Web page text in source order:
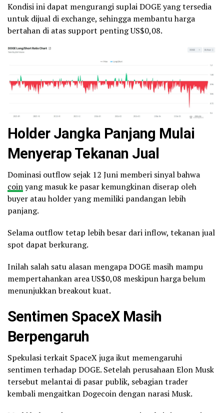
Kondisi ini dapat mengurangi suplai DOGE yang tersedia
untuk dijual di exchange, sehingga membantu harga
bertahan di atas support penting US$0,08.
Holder Jangka Panjang Mulai
Menyerap Tekanan Jual
Dominasi outflow sejak 12 Juni memberi sinyal bahwa
coinyang masuk ke pasar kemungkinan diserap oleh
buyer atau holder yang memiliki pandangan lebih
panjang.
Selama outflow tetap lebih besar dari inflow, tekanan jual
spot dapat berkurang.
Inilah salah satu alasan mengapa DOGE masih mampu
mempertahankan area US$0,08 meskipun harga belum
menunjukkan breakout kuat.
Sentimen SpaceX Masih
Berpengaruh
Spekulasi terkait SpaceX juga ikut memengaruhi
sentimen terhadap DOGE. Setelah perusahaan Elon Musk
tersebut melantai di pasar publik, sebagian trader
kembali mengaitkan Dogecoin dengan narasi Musk.